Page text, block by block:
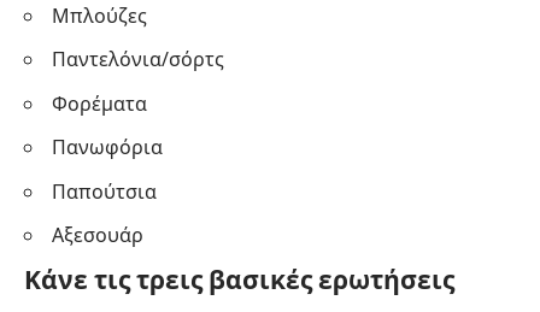
Μπλούζες
Παντελόνια/σόρτς
Φορέματα
Πανωφόρια
Παπούτσια
Αξεσουάρ
Κάνε τις τρεις βασικές ερωτήσεις